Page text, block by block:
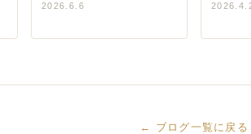
2026.6.6
← ブログ一覧に戻る